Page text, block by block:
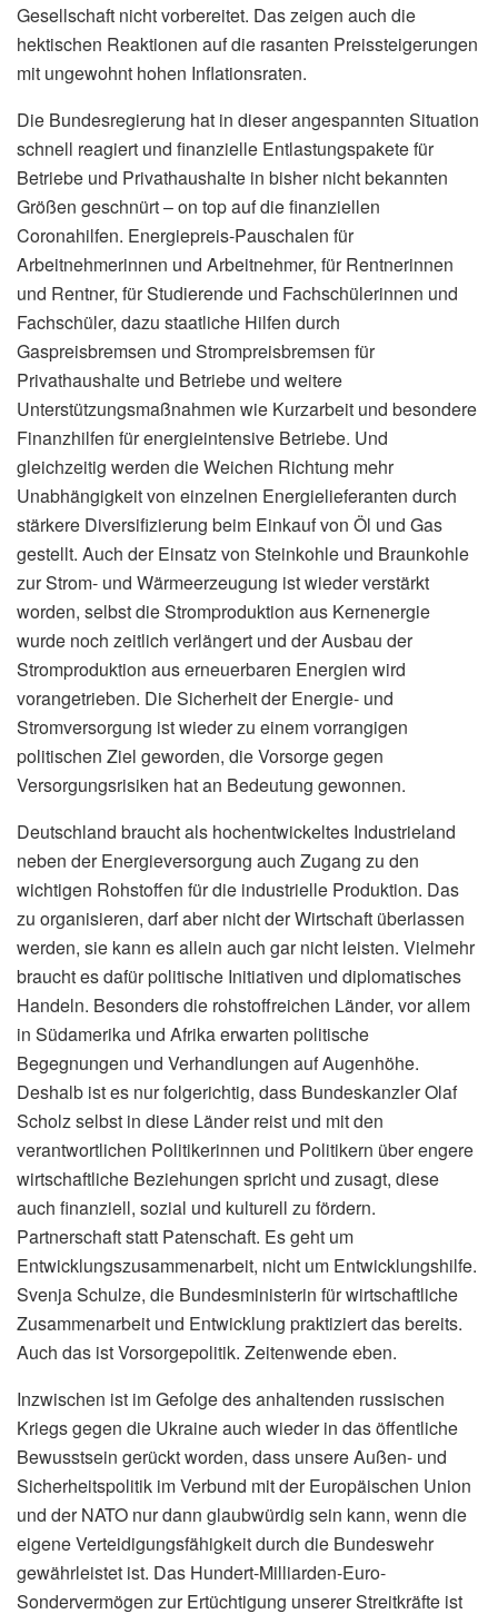
Gesellschaft nicht vorbereitet. Das zeigen auch die
hektischen Reaktionen auf die rasanten Preissteigerungen
mit ungewohnt hohen Inflationsraten.
Die Bundesregierung hat in dieser angespannten Situation
schnell reagiert und finanzielle Entlastungspakete für
Betriebe und Privathaushalte in bisher nicht bekannten
Größen geschnürt – on top auf die finanziellen
Coronahilfen. Energiepreis-Pauschalen für
Arbeitnehmerinnen und Arbeitnehmer, für Rentnerinnen
und Rentner, für Studierende und Fachschülerinnen und
Fachschüler, dazu staatliche Hilfen durch
Gaspreisbremsen und Strompreisbremsen für
Privathaushalte und Betriebe und weitere
Unterstützungsmaßnahmen wie Kurzarbeit und besondere
Finanzhilfen für energieintensive Betriebe. Und
gleichzeitig werden die Weichen Richtung mehr
Unabhängigkeit von einzelnen Energielieferanten durch
stärkere Diversifizierung beim Einkauf von Öl und Gas
gestellt. Auch der Einsatz von Steinkohle und Braunkohle
zur Strom- und Wärmeerzeugung ist wieder verstärkt
worden, selbst die Stromproduktion aus Kernenergie
wurde noch zeitlich verlängert und der Ausbau der
Stromproduktion aus erneuerbaren Energien wird
vorangetrieben. Die Sicherheit der Energie- und
Stromversorgung ist wieder zu einem vorrangigen
politischen Ziel geworden, die Vorsorge gegen
Versorgungsrisiken hat an Bedeutung gewonnen.
Deutschland braucht als hochentwickeltes Industrieland
neben der Energieversorgung auch Zugang zu den
wichtigen Rohstoffen für die industrielle Produktion. Das
zu organisieren, darf aber nicht der Wirtschaft überlassen
werden, sie kann es allein auch gar nicht leisten. Vielmehr
braucht es dafür politische Initiativen und diplomatisches
Handeln. Besonders die rohstoffreichen Länder, vor allem
in Südamerika und Afrika erwarten politische
Begegnungen und Verhandlungen auf Augenhöhe.
Deshalb ist es nur folgerichtig, dass Bundeskanzler Olaf
Scholz selbst in diese Länder reist und mit den
verantwortlichen Politikerinnen und Politikern über engere
wirtschaftliche Beziehungen spricht und zusagt, diese
auch finanziell, sozial und kulturell zu fördern.
Partnerschaft statt Patenschaft. Es geht um
Entwicklungszusammenarbeit, nicht um Entwicklungshilfe.
Svenja Schulze, die Bundesministerin für wirtschaftliche
Zusammenarbeit und Entwicklung praktiziert das bereits.
Auch das ist Vorsorgepolitik. Zeitenwende eben.
Inzwischen ist im Gefolge des anhaltenden russischen
Kriegs gegen die Ukraine auch wieder in das öffentliche
Bewusstsein gerückt worden, dass unsere Außen- und
Sicherheitspolitik im Verbund mit der Europäischen Union
und der NATO nur dann glaubwürdig sein kann, wenn die
eigene Verteidigungsfähigkeit durch die Bundeswehr
gewährleistet ist. Das Hundert-Milliarden-Euro-
Sondervermögen zur Ertüchtigung unserer Streitkräfte ist